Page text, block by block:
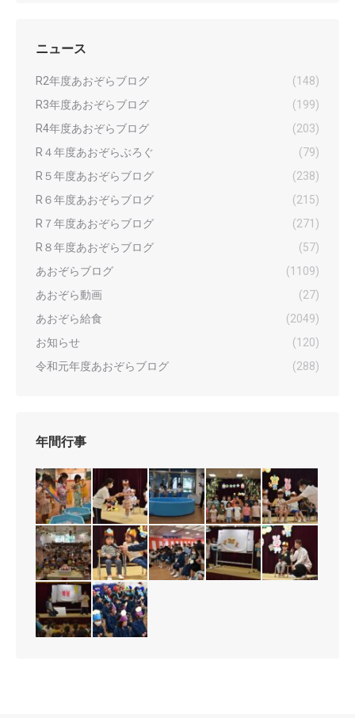
ニュース
R2年度あおぞらブログ
(148)
R3年度あおぞらブログ
(199)
R4年度あおぞらブログ
(203)
R４年度あおぞらぶろぐ
(79)
R５年度あおぞらブログ
(238)
R６年度あおぞらブログ
(215)
R７年度あおぞらブログ
(271)
R８年度あおぞらブログ
(57)
あおぞらブログ
(1109)
あおぞら動画
(27)
あおぞら給食
(2049)
お知らせ
(120)
令和元年度あおぞらブログ
(288)
年間行事